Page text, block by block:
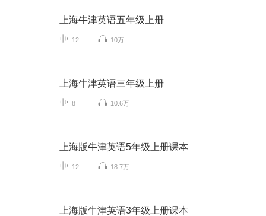
上海牛津英语五年级上册
12 10万
上海牛津英语三年级上册
8 10.6万
上海版牛津英语5年级上册课本
12 18.7万
上海版牛津英语3年级上册课本